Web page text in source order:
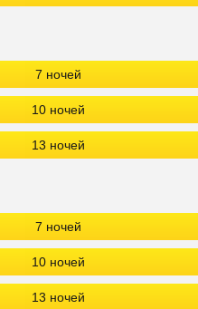
7 ночей
10 ночей
13 ночей
7 ночей
10 ночей
13 ночей